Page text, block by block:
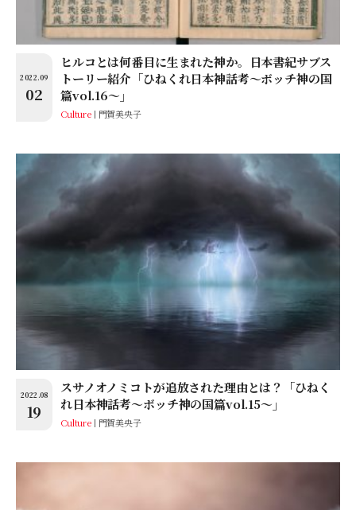
2022.09
02
ヒルコとは何番目に生まれた神か。日本書紀サブス
トーリー紹介「ひねくれ日本神話考〜ボッチ神の国
篇vol.16〜」
Culture 門賀美央子
2022.08
19
スサノオノミコトが追放された理由とは？「ひねく
れ日本神話考〜ボッチ神の国篇vol.15〜」
Culture 門賀美央子